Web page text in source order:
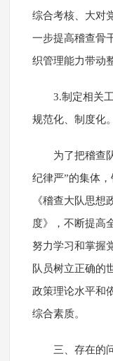
综合考核、大对
一步提高稽查骨
织管理能力带动
3.制定相关
规范化、制度化。
为了把稽查
纪律严”的集体
《稽查大队思想
度》，不断提高
努力学习和掌握
队员树立正确的
政策理论水平和
综合素质。
三、存在的